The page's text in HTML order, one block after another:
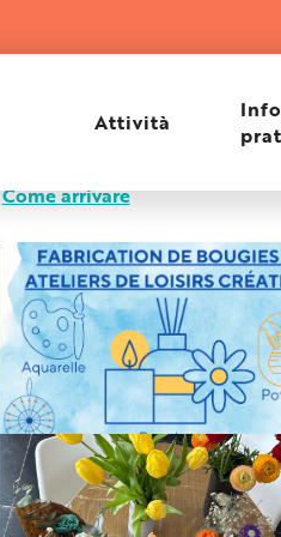
Attività
Come arrivare